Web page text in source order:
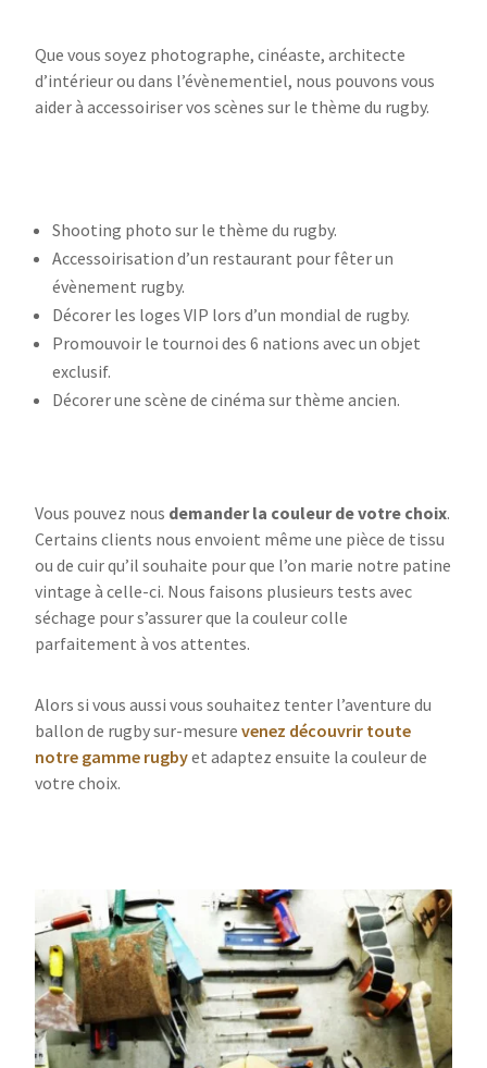
Que vous soyez photographe, cinéaste, architecte
d’intérieur ou dans l’évènementiel, nous pouvons vous
aider à accessoiriser vos scènes sur le thème du rugby.
Shooting photo sur le thème du rugby.
Accessoirisation d’un restaurant pour fêter un
évènement rugby.
Décorer les loges VIP lors d’un mondial de rugby.
Promouvoir le tournoi des 6 nations avec un objet
exclusif.
Décorer une scène de cinéma sur thème ancien.
Vous pouvez nous demander la couleur de votre choix.
Certains clients nous envoient même une pièce de tissu
ou de cuir qu’il souhaite pour que l’on marie notre patine
vintage à celle-ci. Nous faisons plusieurs tests avec
séchage pour s’assurer que la couleur colle
parfaitement à vos attentes.
Alors si vous aussi vous souhaitez tenter l’aventure du
ballon de rugby sur-mesurevenez découvrir toute
notre gamme rugbyet adaptez ensuite la couleur de
votre choix.